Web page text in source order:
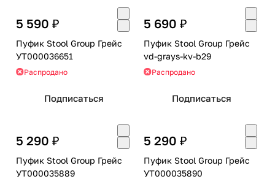
5 590 ₽
Пуфик Stool Group Грейс
УТ000036651
Распродано
Подписаться
5 690 ₽
Пуфик Stool Group Грейс
vd-grays-kv-b29
Распродано
Подписаться
5 290 ₽
Пуфик Stool Group Грейс
УТ000035889
5 290 ₽
Пуфик Stool Group Грейс
УТ000035890